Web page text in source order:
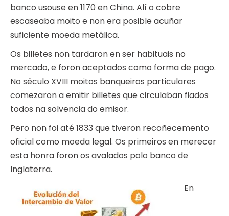
banco usouse en 1170 en China. Alí o cobre
escaseaba moito e non era posible acuñar
suficiente moeda metálica.
Os billetes non tardaron en ser habituais no
mercado, e foron aceptados como forma de pago.
No século XVIII moitos banqueiros particulares
comezaron a emitir billetes que circulaban fiados
todos na solvencia do emisor.
Pero non foi até 1833 que tiveron recoñecemento
oficial como moeda legal. Os primeiros en merecer
esta honra foron os avalados polo banco de
Inglaterra.
En